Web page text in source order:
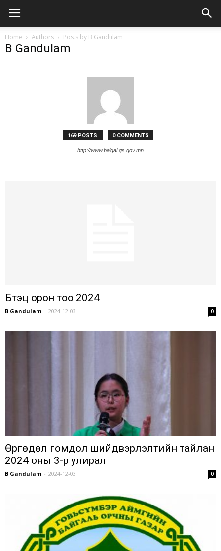
Home Authors Posts by B Gandulam
B Gandulam
169 POSTS 0 COMMENTS
http://www.baigal.gs.gov.mn
Бүтэц орон тоо 2024
B Gandulam - 2024-12-03 0
Өргөдөл гомдол шийдвэрлэлтийн тайлан
2024 оны 3-р улирал
B Gandulam - 2024-12-03 0